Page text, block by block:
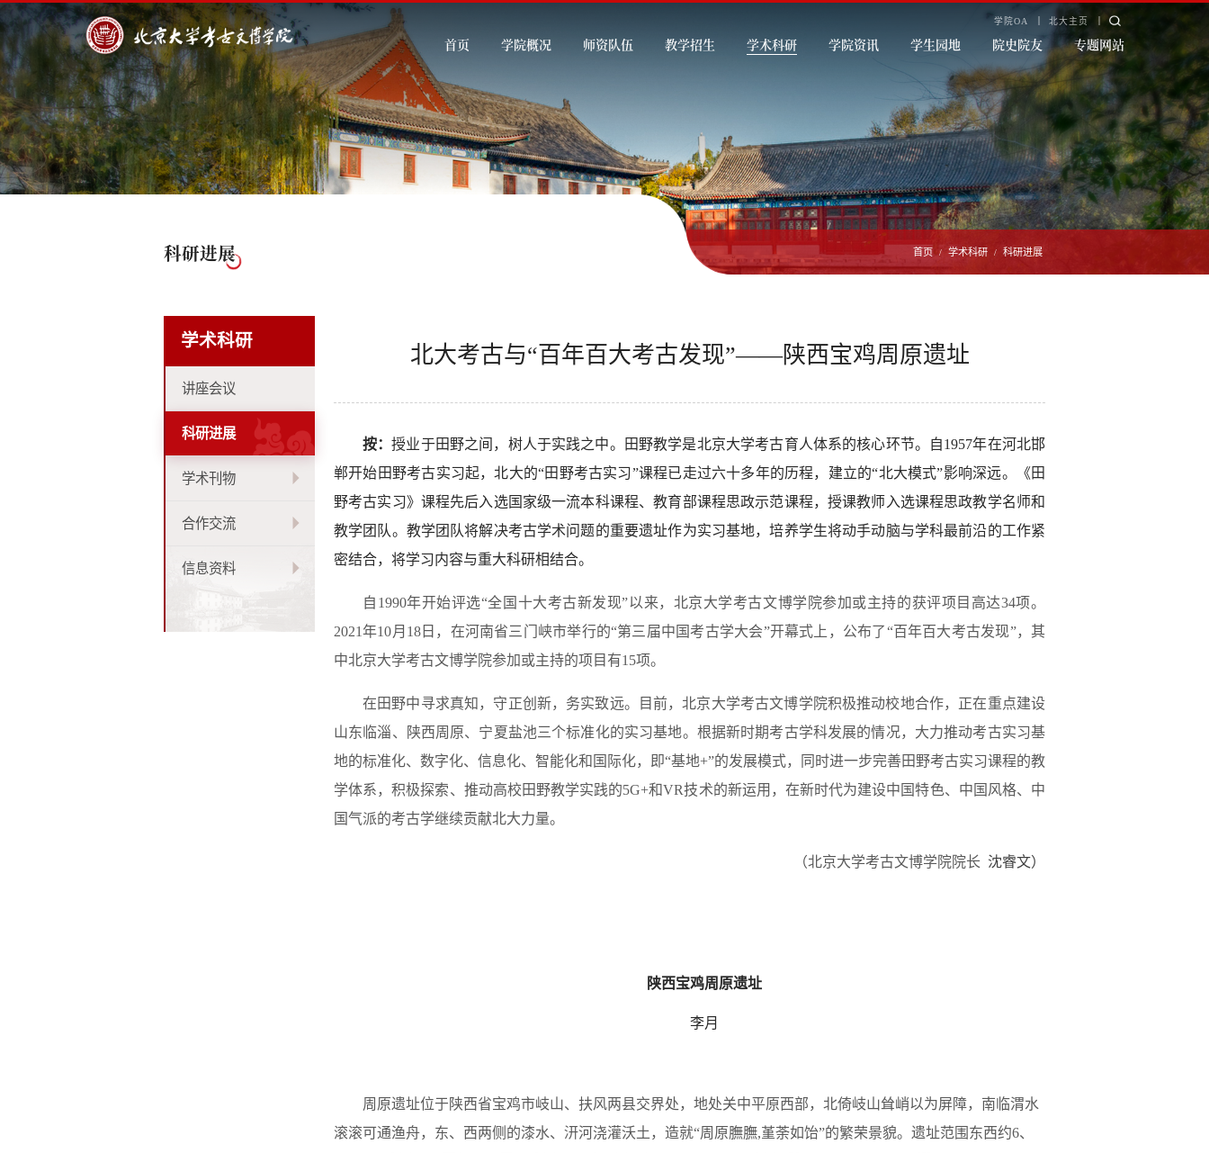
学院OA 北大主页
首页 学院概况 师资队伍 教学招生 学术科研 学院资讯 学生园地 院史院友 专题网站
科研进展 首页 / 学术科研 / 科研进展
学术科研
讲座会议
科研进展
学术刊物
合作交流
信息资料
北大考古与“百年百大考古发现”——陕西宝鸡周原遗址
按：授业于田野之间，树人于实践之中。田野教学是北京大学考古育人体系的核心环节。自1957年在河北邯
郸开始田野考古实习起，北大的“田野考古实习”课程已走过六十多年的历程，建立的“北大模式”影响深远。《田
野考古实习》课程先后入选国家级一流本科课程、教育部课程思政示范课程，授课教师入选课程思政教学名师和
教学团队。教学团队将解决考古学术问题的重要遗址作为实习基地，培养学生将动手动脑与学科最前沿的工作紧
密结合，将学习内容与重大科研相结合。
自1990年开始评选“全国十大考古新发现”以来，北京大学考古文博学院参加或主持的获评项目高达34项。
2021年10月18日，在河南省三门峡市举行的“第三届中国考古学大会”开幕式上，公布了“百年百大考古发现”，其
中北京大学考古文博学院参加或主持的项目有15项。
在田野中寻求真知，守正创新，务实致远。目前，北京大学考古文博学院积极推动校地合作，正在重点建设
山东临淄、陕西周原、宁夏盐池三个标准化的实习基地。根据新时期考古学科发展的情况，大力推动考古实习基
地的标准化、数字化、信息化、智能化和国际化，即“基地+”的发展模式，同时进一步完善田野考古实习课程的教
学体系，积极探索、推动高校田野教学实践的5G+和VR技术的新运用，在新时代为建设中国特色、中国风格、中
国气派的考古学继续贡献北大力量。
（北京大学考古文博学院院长 沈睿文）
陕西宝鸡周原遗址
李月
周原遗址位于陕西省宝鸡市岐山、扶风两县交界处，地处关中平原西部，北倚岐山耸峭以为屏障，南临渭水
滚滚可通渔舟，东、西两侧的漆水、汧河浇灌沃土，造就“周原膴膴,堇荼如饴”的繁荣景貌。遗址范围东西约6、